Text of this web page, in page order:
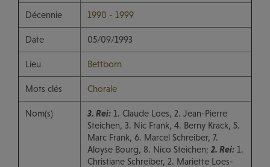
Décennie 1990 - 1999
Date 05/09/1993
Lieu Bettborn
Mots clés Chorale
Nom(s) 3. Rei:1. Claude Loes, 2. Jean-Pierre
Steichen, 3. Nic Frank, 4. Berny Krack, 5.
Marc Frank, 6. Marcel Schreiber, 7.
Aloyse Bourg, 8. Nico Steichen; 2. Rei:1.
Christiane Schreiber, 2. Mariette Loes-